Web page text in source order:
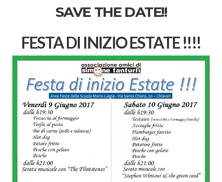
SAVE THE DATE!!
FESTA DI INIZIO ESTATE !!!!